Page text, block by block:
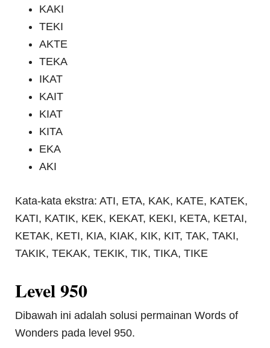
KAKI
TEKI
AKTE
TEKA
IKAT
KAIT
KIAT
KITA
EKA
AKI
Kata-kata ekstra: ATI, ETA, KAK, KATE, KATEK,
KATI, KATIK, KEK, KEKAT, KEKI, KETA, KETAI,
KETAK, KETI, KIA, KIAK, KIK, KIT, TAK, TAKI,
TAKIK, TEKAK, TEKIK, TIK, TIKA, TIKE
Level 950
Dibawah ini adalah solusi permainan Words of
Wonders pada level 950.